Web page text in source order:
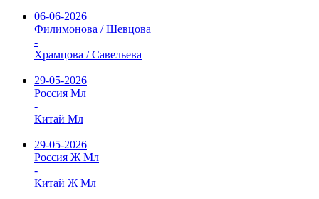
06-06-2026
Филимонова / Шевцова
-
Храмцова / Савельева
29-05-2026
Россия Мл
-
Китай Мл
29-05-2026
Россия Ж Мл
-
Китай Ж Мл